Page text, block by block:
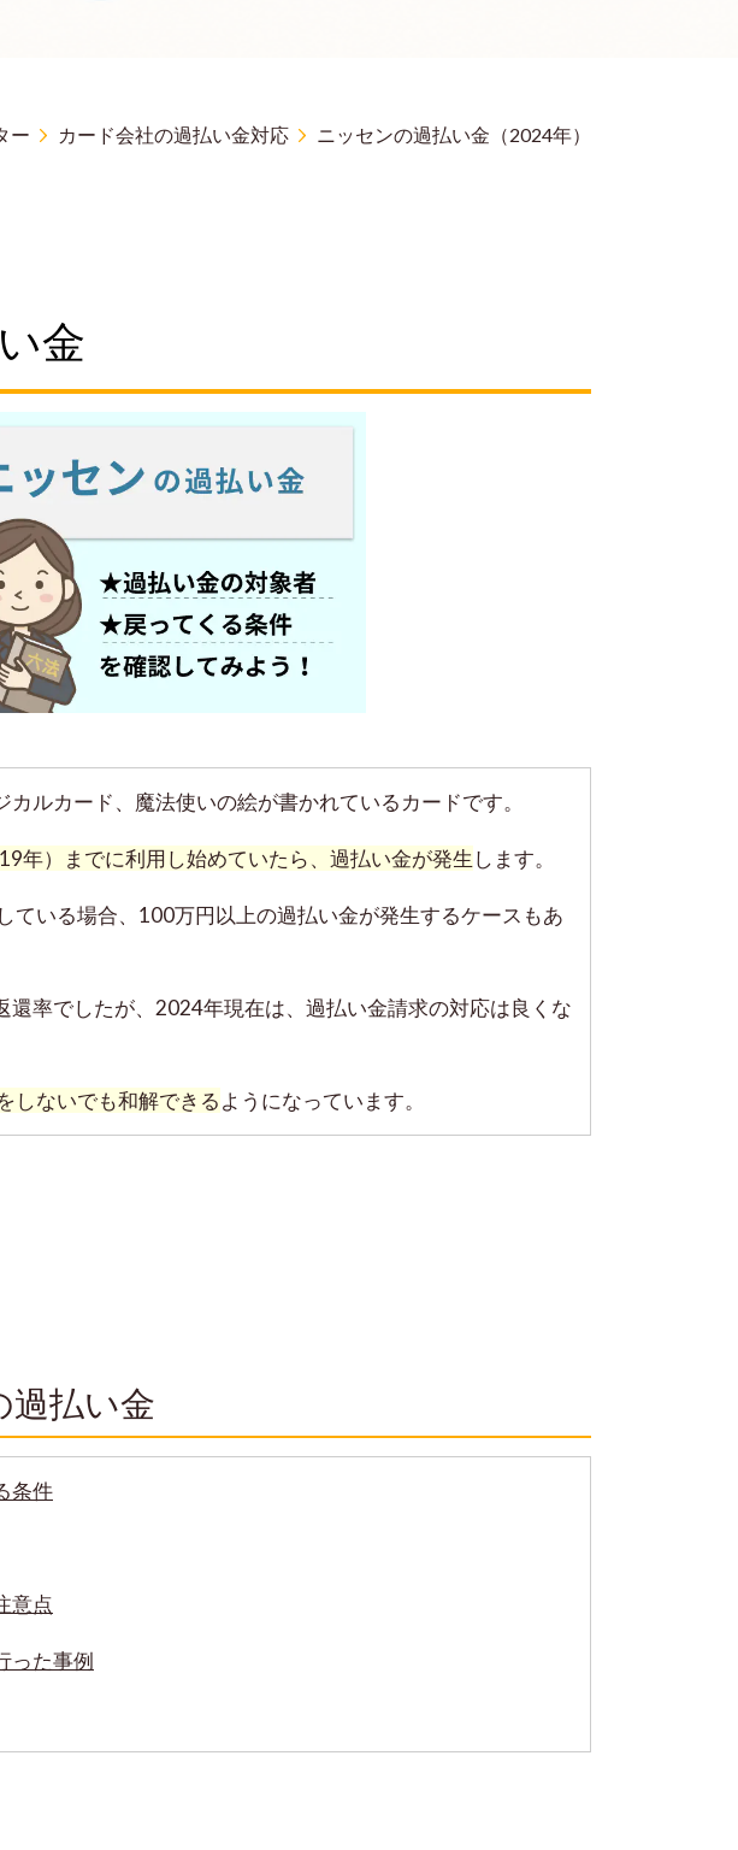
ー カード会社の過払い金対応 ニッセンの過払い金（2024年）
金
ルカード、魔法使いの絵が書かれているカードです。
年）までに利用し始めていたら、過払い金が発生 します。
ている場合、100万円以上の過払い金が発生するケースもあ
還率でしたが、2024年現在は、過払い金請求の対応は良くな
しないでも和解できるようになっています。
過払い金
条件
意点
った事例